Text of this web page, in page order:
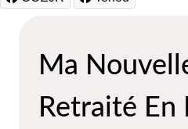
Ma
Retraité En